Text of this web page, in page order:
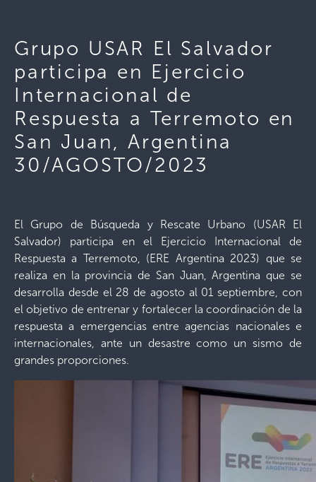
Grupo USAR El Salvador
participa en Ejercicio
Internacional de
Respuesta a Terremoto en
San Juan, Argentina
30/AGOSTO/2023
El Grupo de Búsqueda y Rescate Urbano (USAR El
Salvador) participa en el Ejercicio Internacional de
Respuesta a Terremoto, (ERE Argentina 2023) que se
realiza en la provincia de San Juan, Argentina que se
desarrolla desde el 28 de agosto al 01 septiembre, con
el objetivo de entrenar y fortalecer la coordinación de la
respuesta a emergencias entre agencias nacionales e
internacionales, ante un desastre como un sismo de
grandes proporciones.